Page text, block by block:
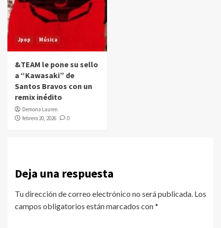
Jpop Música
&TEAM le pone su sello
a “Kawasaki” de
Santos Bravos con un
remix inédito
Demona Lauren
febrero 20, 2026
0
Deja una respuesta
Tu dirección de correo electrónico no será publicada. Los
campos obligatorios están marcados con*